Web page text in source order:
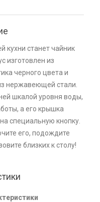
кухни станет чайник
изготовлен из
черного цвета и
нержавеющей стали.
шкалой уровня воды,
а его крышка
специальную кнопку.
его, подождите
близких к столу!